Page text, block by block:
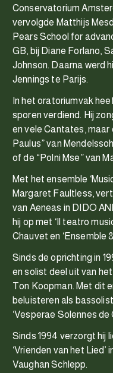
Conservatorium
vervolgde Matthijs
Pears School for
GB, bij Diane Forlano,
Johnson. Daarna werd
Jennings te Parijs.
In het oratoriumvak
sporen verdiend. Hij
en vele Cantates, maar
Paulus” van
of de “Polni Mse” van
Met het ensemble
Margaret Faultless,
van Aeneas in DIDO
hij op met ‘Il teatro
Chauvet en ‘Ensemble
Sinds de oprichting in
en solist deel uit van het
Ton Koopman. Met dit
beluisteren als bassolist
‘Vesperae Solennes de
Sinds 1994 verzorgt hij
‘Vrienden van het
Vaughan Schlepp.